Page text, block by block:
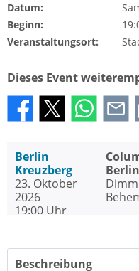
Datum:
Beginn:
Veranstaltungsort:
Dieses Event
Berlin
Kreuzberg
23. Oktober
2026
19:00 Uhr
Beschreibung